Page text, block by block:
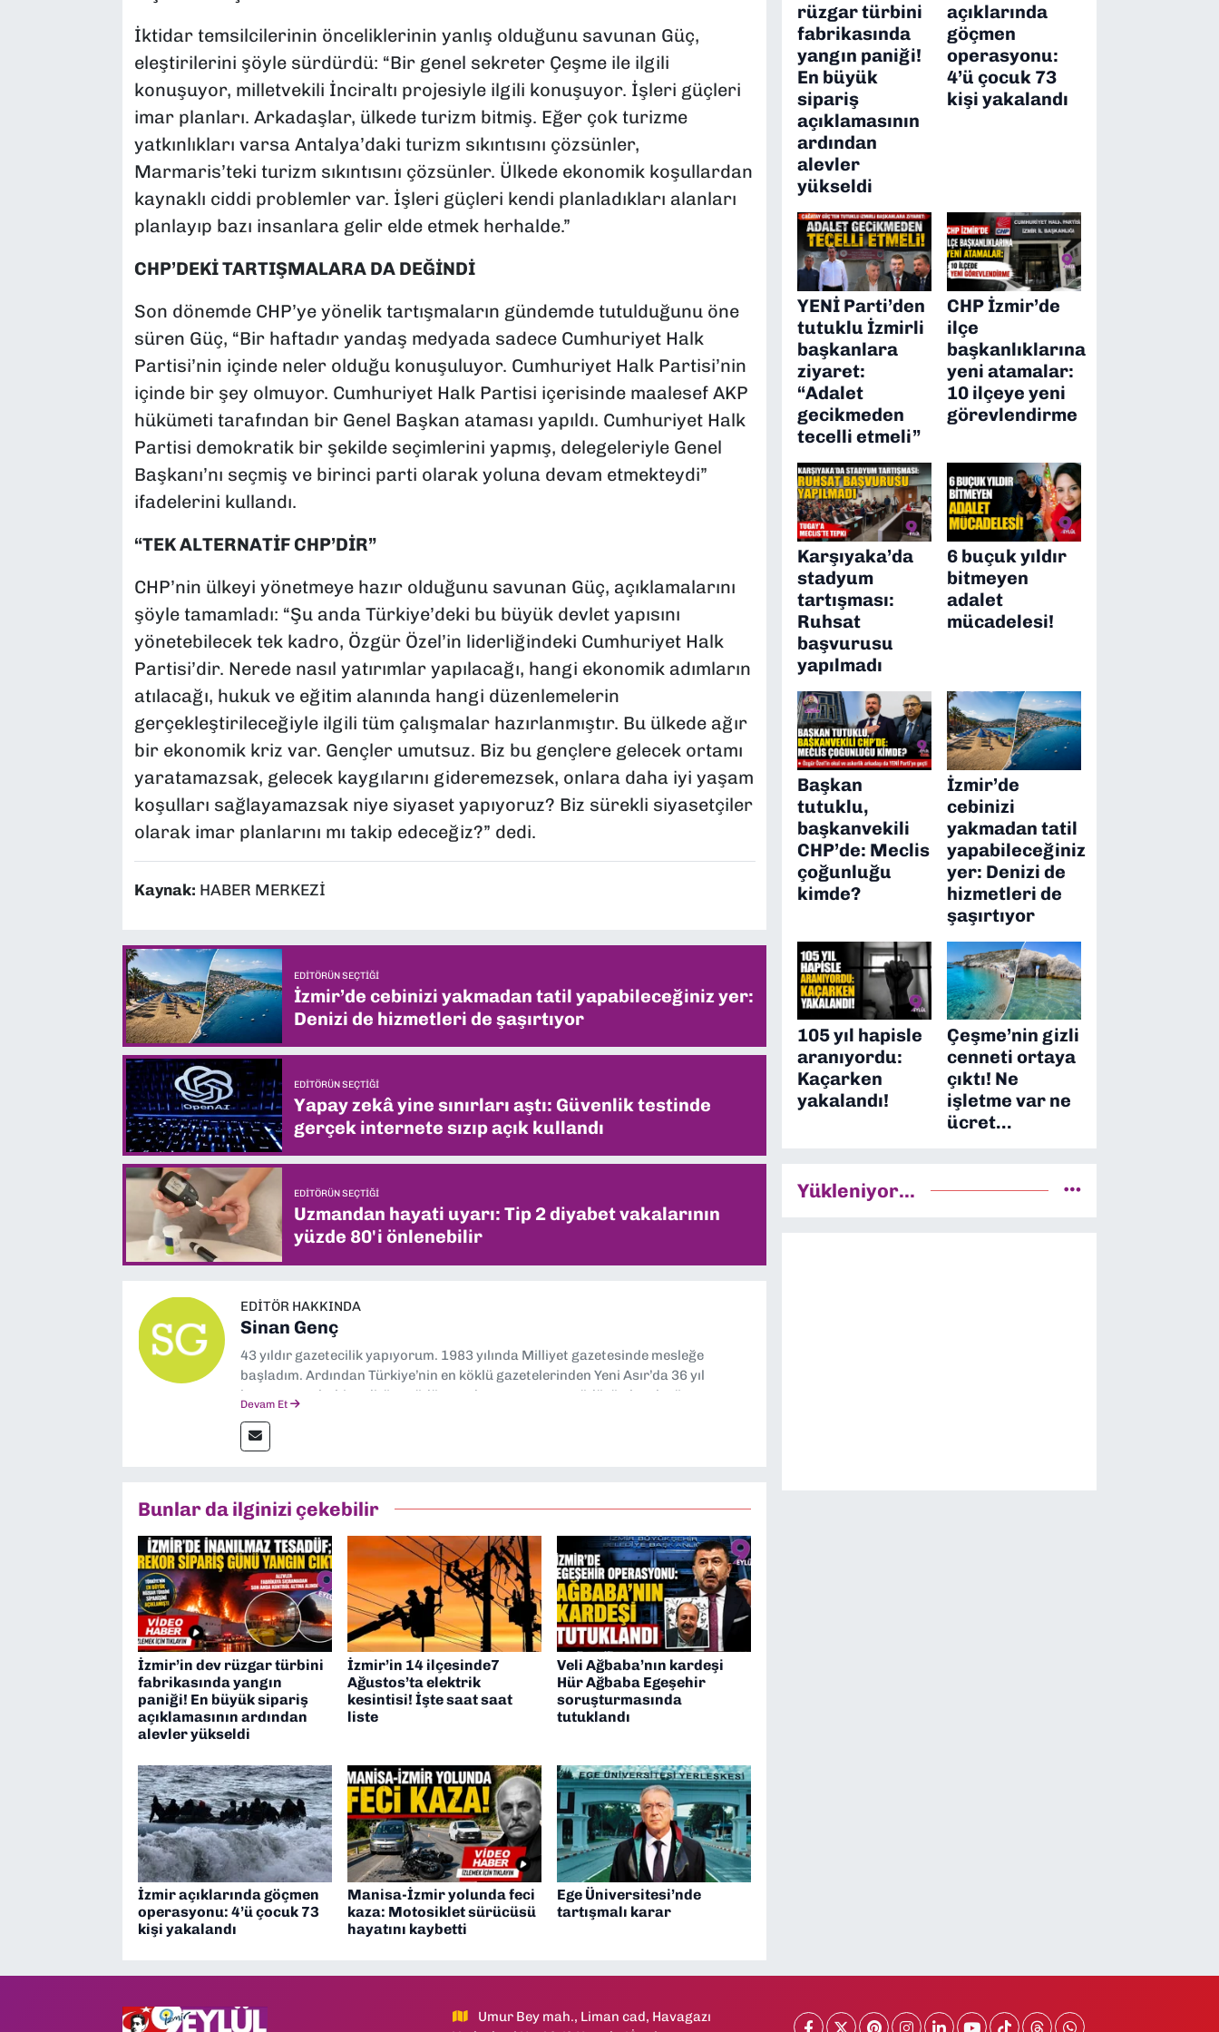
İktidar temsilcilerinin önceliklerinin yanlış olduğunu savunan Güç,
eleştirilerini şöyle sürdürdü: “Bir genel sekreter Çeşme ile ilgili
konuşuyor, milletvekili İnciraltı projesiyle ilgili konuşuyor. İşleri güçleri
imar planları. Arkadaşlar, ülkede turizm bitmiş. Eğer çok turizme
yatkınlıkları varsa Antalya’daki turizm sıkıntısını çözsünler,
Marmaris’teki turizm sıkıntısını çözsünler. Ülkede ekonomik koşullardan
kaynaklı ciddi problemler var. İşleri güçleri kendi planladıkları alanları
planlayıp bazı insanlara gelir elde etmek herhalde.”
CHP’DEKİ TARTIŞMALARA DA DEĞİNDİ
Son dönemde CHP’ye yönelik tartışmaların gündemde tutulduğunu öne
süren Güç, “Bir haftadır yandaş medyada sadece Cumhuriyet Halk
Partisi’nin içinde neler olduğu konuşuluyor. Cumhuriyet Halk Partisi’nin
içinde bir şey olmuyor. Cumhuriyet Halk Partisi içerisinde maalesef AKP
hükümeti tarafından bir Genel Başkan ataması yapıldı. Cumhuriyet Halk
Partisi demokratik bir şekilde seçimlerini yapmış, delegeleriyle Genel
Başkanı’nı seçmiş ve birinci parti olarak yoluna devam etmekteydi”
ifadelerini kullandı.
“TEK ALTERNATİF CHP’DİR”
CHP’nin ülkeyi yönetmeye hazır olduğunu savunan Güç, açıklamalarını
şöyle tamamladı: “Şu anda Türkiye’deki bu büyük devlet yapısını
yönetebilecek tek kadro, Özgür Özel’in liderliğindeki Cumhuriyet Halk
Partisi’dir. Nerede nasıl yatırımlar yapılacağı, hangi ekonomik adımların
atılacağı, hukuk ve eğitim alanında hangi düzenlemelerin
gerçekleştirileceğiyle ilgili tüm çalışmalar hazırlanmıştır. Bu ülkede ağır
bir ekonomik kriz var. Gençler umutsuz. Biz bu gençlere gelecek ortamı
yaratamazsak, gelecek kaygılarını gideremezsek, onlara daha iyi yaşam
koşulları sağlayamazsak niye siyaset yapıyoruz? Biz sürekli siyasetçiler
olarak imar planlarını mı takip edeceğiz?” dedi.
Kaynak: HABER MERKEZİ
EDITÖRÜN SEÇTIĞI
İzmir’de cebinizi yakmadan tatil yapabileceğiniz yer:
Denizi de hizmetleri de şaşırtıyor
EDITÖRÜN SEÇTIĞI
Yapay zekâ yine sınırları aştı: Güvenlik testinde
gerçek internete sızıp açık kullandı
EDITÖRÜN SEÇTIĞI
Uzmandan hayati uyarı: Tip 2 diyabet vakalarının
yüzde 80'i önlenebilir
EDITÖR HAKKINDA
Sinan Genç
43 yıldır gazetecilik yapıyorum. 1983 yılında Milliyet gazetesinde mesleğe
başladım. Ardından Türkiye’nin en köklü gazetelerinden Yeni Asır’da 36 yıl
boyunca muhabir, editör, müdür yardımcısı ve spor müdürü olarak görev
anda Dokuz Eylül Gazetesi'nde editörlük yapıyorum
Devam Et
Bunlar da ilginizi çekebilir
İzmir’in dev rüzgar türbini
fabrikasında yangın
paniği! En büyük sipariş
açıklamasının ardından
alevler yükseldi
İzmir’in 14 ilçesinde7
Ağustos’ta elektrik
kesintisi! İşte saat saat
liste
Veli Ağbaba’nın kardeşi
Hür Ağbaba Egeşehir
soruşturmasında
tutuklandı
İzmir açıklarında göçmen
operasyonu: 4’ü çocuk 73
kişi yakalandı
Manisa-İzmir yolunda feci
kaza: Motosiklet sürücüsü
hayatını kaybetti
Ege Üniversitesi’nde
tartışmalı karar
rüzgar türbini
fabrikasında
yangın paniği!
En büyük
sipariş
açıklamasının
ardından
alevler
yükseldi
açıklarında
göçmen
operasyonu:
4’ü çocuk 73
kişi yakalandı
YENİ Parti’den
tutuklu İzmirli
başkanlara
ziyaret:
“Adalet
gecikmeden
tecelli etmeli”
CHP İzmir’de
ilçe
başkanlıklarına
yeni atamalar:
10 ilçeye yeni
görevlendirme
Karşıyaka’da
stadyum
tartışması:
Ruhsat
başvurusu
yapılmadı
6 buçuk yıldır
bitmeyen
adalet
mücadelesi!
Başkan
tutuklu,
başkanvekili
CHP’de: Meclis
çoğunluğu
kimde?
İzmir’de
cebinizi
yakmadan tatil
yapabileceğiniz
yer: Denizi de
hizmetleri de
şaşırtıyor
105 yıl hapisle
aranıyordu:
Kaçarken
yakalandı!
Çeşme’nin gizli
cenneti ortaya
çıktı! Ne
işletme var ne
ücret…
Yükleniyor...
Umur Bey mah., Liman cad, Havagazı